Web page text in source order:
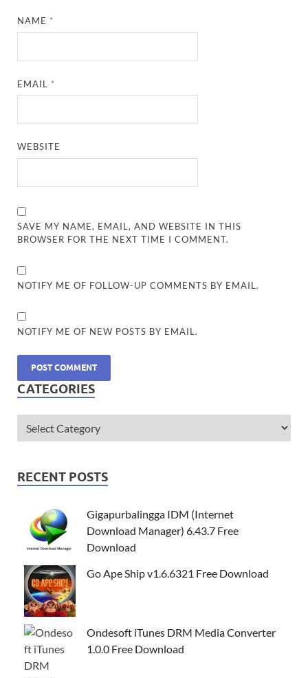
NAME *
EMAIL *
WEBSITE
SAVE MY NAME, EMAIL, AND WEBSITE IN THIS
BROWSER FOR THE NEXT TIME I COMMENT.
NOTIFY ME OF FOLLOW-UP COMMENTS BY EMAIL.
NOTIFY ME OF NEW POSTS BY EMAIL.
CATEGORIES
RECENT POSTS
Gigapurbalingga IDM (Internet
Download Manager) 6.43.7 Free
Download
Go Ape Ship v1.6.6321 Free Download
Ondesoft iTunes DRM Media Converter
1.0.0 Free Download